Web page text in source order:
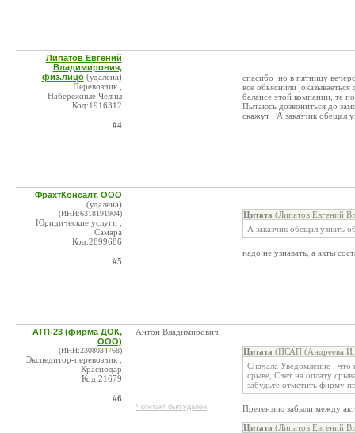
Липатов Евгений
Владимирович,
физ.лицо (удалена)
Перевозчик ,
Набережные Челны
Код:1916312
#4
спасибо ,но в пятницу
всё обьяснили
балансе этой компании, те
Пытаюсь дозвониться до
скажут . А заказчик обещал
ФрахтКонсалт, ООО
(удалена)
(ИНН:6318191904)
Юридические услуги ,
Самара
Код:2899686
#5
Цитата (Липатов Евгений
А заказчик обещал узнать
надо не узнавать, а акты
АТП-23 (фирма ДОК,
ООО)
(ИНН:2308034768)
Экспедитор-перевозчик ,
Краснодар
Код:21679
#6
Антон Владимирович
* контакт был удален
Цитата (ПСАП (Андреева
Сначала Уведомление , что
срыве, Счет на оплату
забудьте отметить фирму
Претензию забыли между
Цитата (Липатов Евгений